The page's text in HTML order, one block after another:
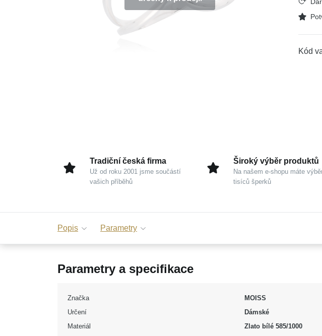
Kód
Tradiční česká firma
Už od roku 2001 jsme součástí
vašich příběhů
Široký výběr produktů
Na našem e-shopu máte
tisíců šperků
Popis Parametry
Parametry a specifikace
Značka
MOISS
Určení
Dámské
Materiál
Zlato bílé 585/1000